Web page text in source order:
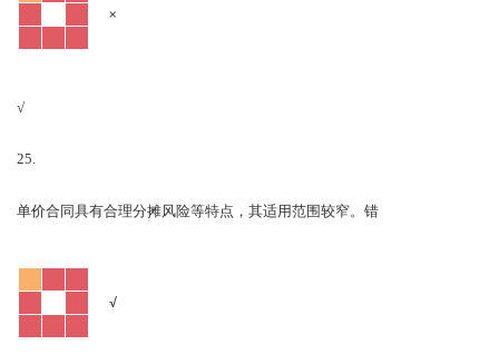
×
√
25.
单价合同具有合理分摊风险等特点，其适用范围较窄。 错
√